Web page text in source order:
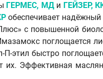
ГЕРМЕС, МДи ГЕЙЗЕР,
обеспечивает
с повышенной
поглощается
этил быстро
их. Эффективная